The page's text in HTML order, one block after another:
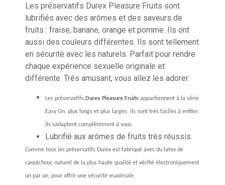
Les préservatifs Durex Pleasure Fruits sont
lubrifiés avec des arômes et des saveurs de
fruits : fraise, banane, orange et pomme. Ils ont
aussi des couleurs différentes. Ils sont tellement
en sécurité avec les naturels. Parfait pour rendre
chaque expérience sexuelle originale et
différente. Très amusant, vous allez les adorer.
Les préservatifs Durex Pleasure Fruits appartiennent à la série
Easy On, plus longs et plus larges, ils sont très faciles à enfiler,
ils sadaptent complètement à vous.
Lubrifié aux arômes de fruits très réussis.
Comme tous les préservatifs Durex est fabriqué avec du latex de
caoutchouc naturel de la plus haute qualité et vérifié électroniquement
un par un, pour offrir une sécurité maximale.